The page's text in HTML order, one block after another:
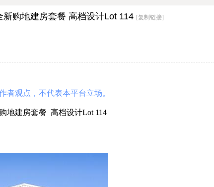
购地建房套餐 高档设计Lot 114 [复制链接]
者观点，不代表本平台立场。
地建房套餐 高档设计Lot 114